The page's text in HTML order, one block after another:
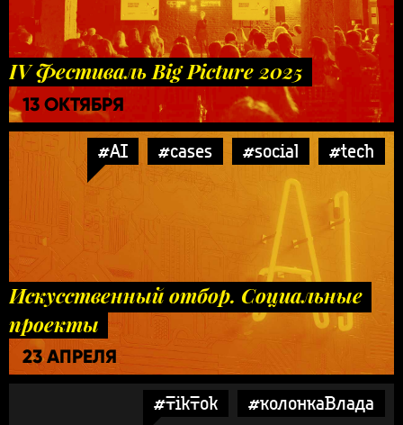
IV Фестиваль Big Picture 2025
13 ОКТЯБРЯ
#AI #cases #social #tech
Искусственный отбор. Социальные
проекты
23 АПРЕЛЯ
#TikTok
#колонкаВлада